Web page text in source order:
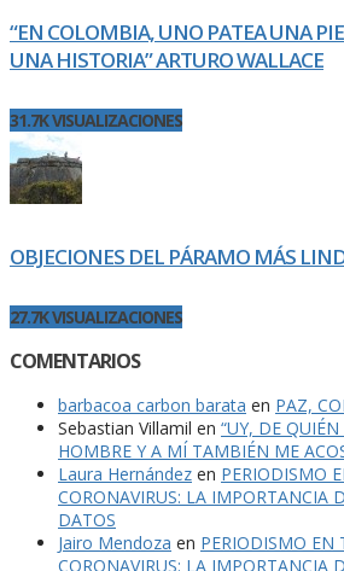
“EN COLOMBIA, UNO PATEA UNA
UNA HISTORIA” ARTURO WALLACE
31.7K VISUALIZACIONES
OBJECIONES DEL PÁRAMO MÁS
27.7K VISUALIZACIONES
COMENTARIOS
barbacoa carbon barata en PAZ,
Sebastian Villamil en “UY, DE
HOMBRE Y A MÍ TAMBIÉN ME
Laura Hernández en PERIODISMO
CORONAVIRUS: LA IMPORTANCIA
DATOS
Jairo Mendoza en PERIODISMO EN
CORONAVIRUS: LA IMPORTANCIA